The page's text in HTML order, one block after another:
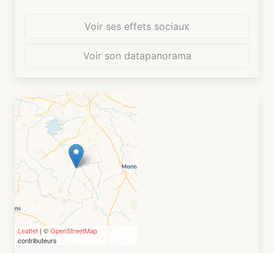
Voir ses effets sociaux
Voir son datapanorama
Leaflet | ©OpenStreetMap
contributeurs